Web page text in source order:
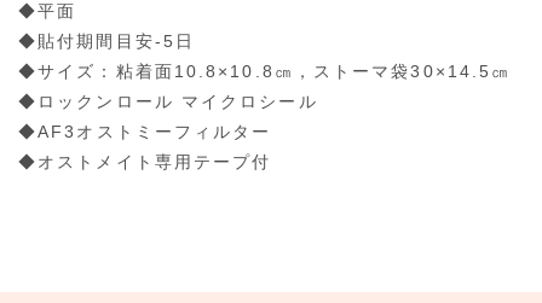
◆平面
◆貼付期間目安-5日
◆サイズ：粘着面10.8×10.8㎝，ストーマ袋30×14.5㎝
◆ロックンロール マイクロシール
◆AF3オストミーフィルター
◆オストメイト専用テープ付